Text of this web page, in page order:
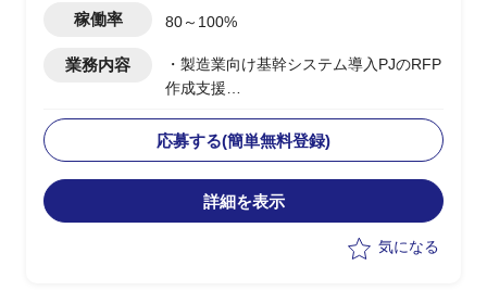
稼働率 80～100%
業務内容
・製造業向け基幹システム導入PJのRFP
作成支援
援
・他メンバーを協働し、システム要件の
抽出を支援
・PJ途中からの参画となるため、前任者
応募する(簡単無料登録)
詳細を表示
気になる